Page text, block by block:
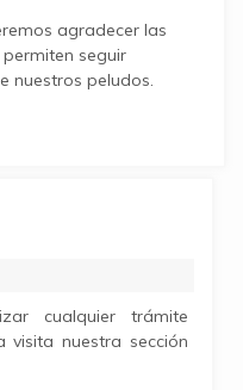
agradecer las
seguir
nuestros peludos.
cualquier trámite
visita nuestra sección